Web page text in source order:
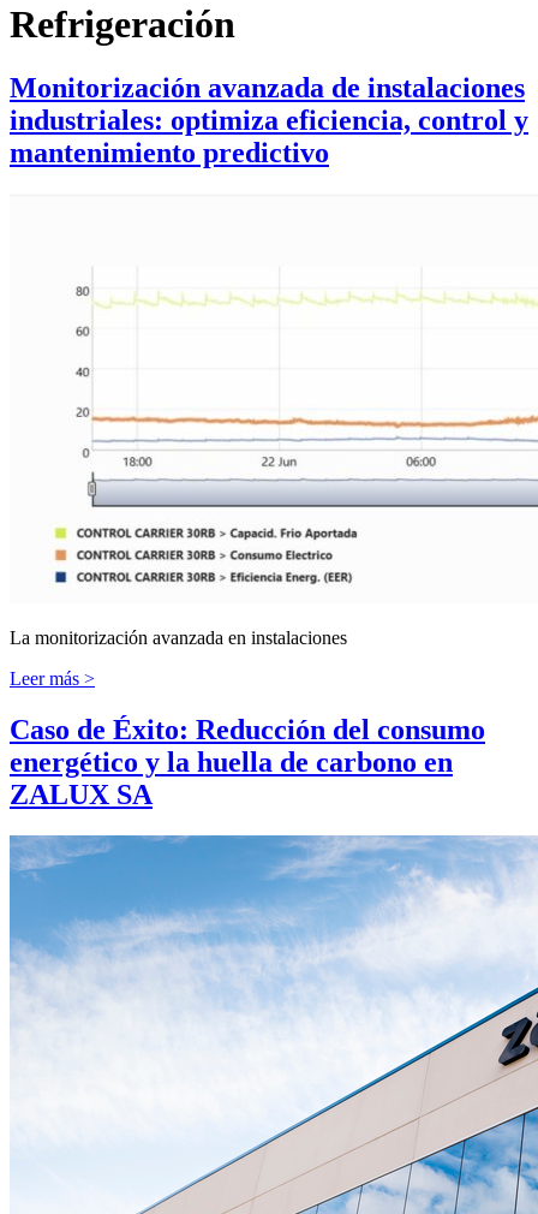
Refrigeración
Monitorización avanzada de instalaciones
industriales: optimiza eficiencia, control y
mantenimiento predictivo
La monitorización avanzada en instalaciones
Leer más >
Caso de Éxito: Reducción del consumo
energético y la huella de carbono en
ZALUX SA